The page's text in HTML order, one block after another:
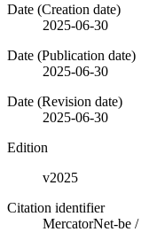
Date (Creation date)
2025-06-30
Date (Publication date)
2025-06-30
Date (Revision date)
2025-06-30
Edition
v2025
Citation identifier
MercatorNet-be /